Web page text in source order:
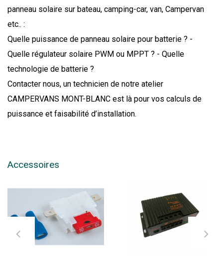
panneau solaire sur bateau, camping-car, van, Campervan
etc.. :
Quelle puissance de panneau solaire pour batterie ? -
Quelle régulateur solaire PWM ou MPPT ? - Quelle
technologie de batterie ?
Contacter nous, un technicien de notre atelier
CAMPERVANS MONT-BLANC est là pour vos calculs de
puissance et faisabilité d’installation.
Accessoires